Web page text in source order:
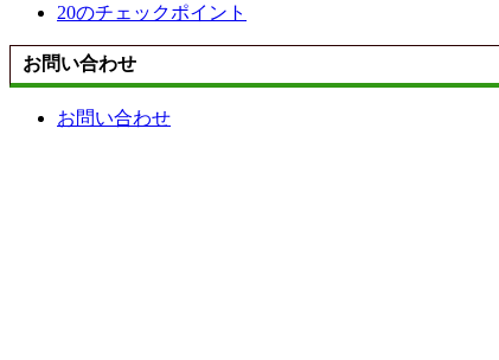
20のチェックポイント
お問い合わせ
お問い合わせ